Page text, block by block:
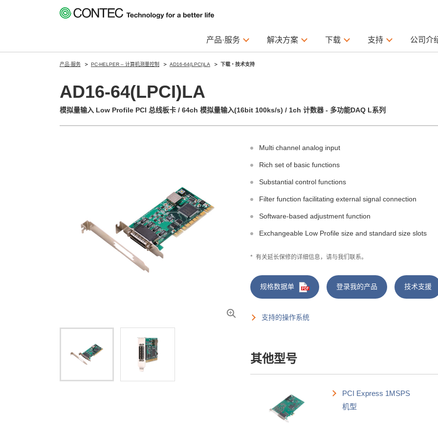
产品·服务 解决方案 下载 支持 公司介
产品·服务 PC-HELPER – 计算机测量控制 AD16-64(LPCI)LA 下载・技术支持
AD16-64(LPCI)LA
模拟量输入 Low Profile PCI 总线板卡 / 64ch 模拟量输入(16bit 100ks/s) / 1ch 计数器 - 多功能DAQ L系列
Multi channel analog input
Rich set of basic functions
Substantial control functions
Filter function facilitating external signal connection
Software-based adjustment function
Exchangeable Low Profile size and standard size slots
* 有关延长保修的详细信息，请与我们联系。
规格数据单 登录我的产品 技术支援
支持的操作系统
其他型号
PCI Express 1MSPS
机型